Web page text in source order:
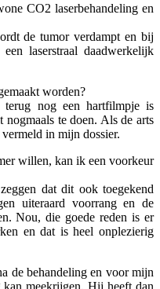
CO2 laserbehandeling en
de tumor verdampt en bij
laserstraal daadwerkelijk
worden?
nog een hartfilmpje is
te doen. Als de arts
in mijn dossier.
willen, kan ik een voorkeur
dat dit ook toegekend
uiteraard voorrang en de
Nou, die goede reden is er
en dat is heel onplezierig
de behandeling en voor mijn
meekrijgen. Hij heeft dan